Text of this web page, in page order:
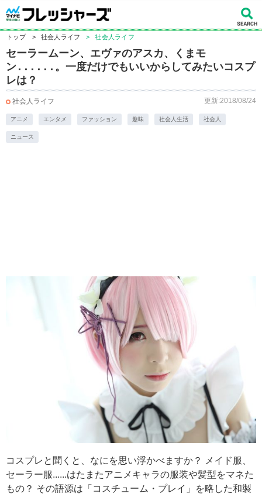
トップ > 社会人ライフ > 社会人ライフ
セーラームーン、エヴァのアスカ、くまモ
ン......。一度だけでもいいからしてみたいコスプ
レは？
社会人ライフ 更新:2018/08/24
アニメ エンタメ ファッション 趣味 社会人生活 社会人
ニュース
コスプレと聞くと、なにを思い浮かべますか？ メイド服、
セーラー服......はたまたアニメキャラの服装や髪型をマネた
もの？ その語源は「コスチューム・プレイ」を略した和製